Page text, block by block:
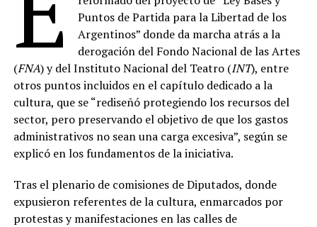
Puntos de Partida para la Libertad de los
Argentinos” donde da marcha atrás a la
derogación del Fondo Nacional de las Artes
(FNA) y del Instituto Nacional del Teatro (INT), entre
otros puntos incluidos en el capítulo dedicado a la
cultura, que se “rediseñó protegiendo los recursos del
sector, pero preservando el objetivo de que los gastos
administrativos no sean una carga excesiva”, según se
explicó en los fundamentos de la iniciativa.
Tras el plenario de comisiones de Diputados, donde
expusieron referentes de la cultura, enmarcados por
protestas y manifestaciones en las calles de